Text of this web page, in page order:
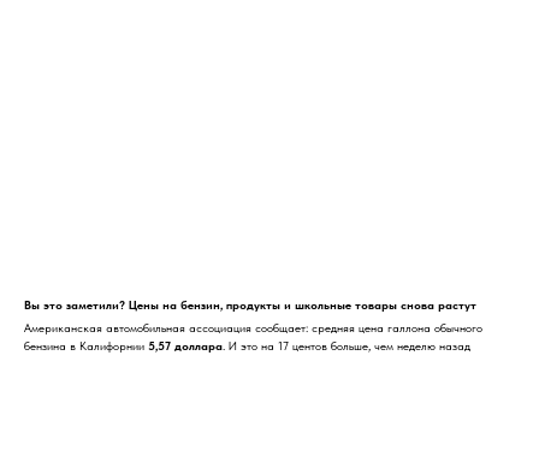
Вы это заметили? Цены на бензин, продукты и школьные товары снова растут
Американская автомобильная ассоциация сообщает: средняя цена галлона обычного
бензина в Калифорнии 5,57 доллара . И это на 17 центов больше, чем неделю назад